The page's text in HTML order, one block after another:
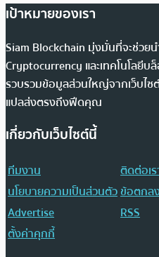
เป้าหมายของเรา
Siam Blockchain มุ่งมั่นที่จะช่วย
Cryptocurrency และเทคโนโลยีบ
รวบรวมข้อมูลส่วนใหญ่จากเว็บไซ
แปลส่งตรงถึงฟีดคุณ
เกี่ยวกับเว็บไซต์นี้
ทีมงาน
ติดต่อเ
นโยบายความเป็นส่วนตัวข้อตกล
Advertise
RSS
ตั้งค่าคุกกี้